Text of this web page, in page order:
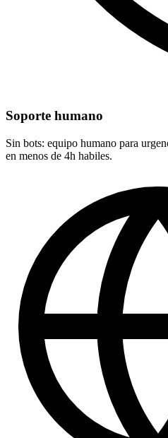
Soporte humano
Sin bots: equipo humano para
en menos de 4h habiles.